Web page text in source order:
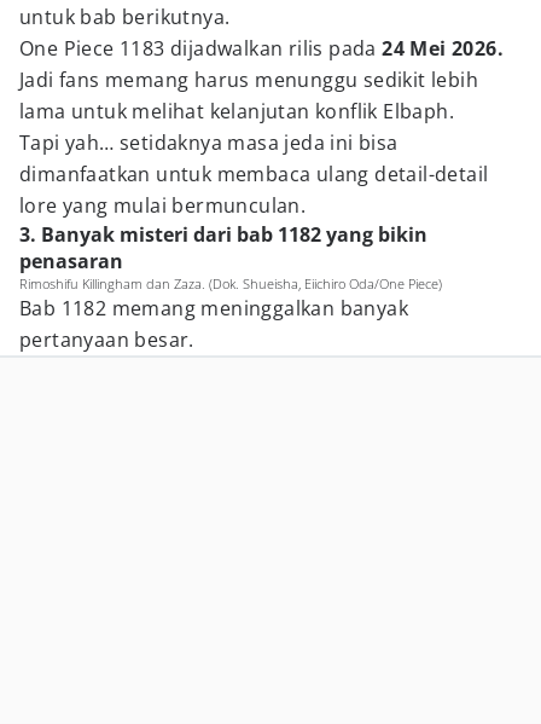
untuk bab berikutnya.
One Piece 1183 dijadwalkan rilis pada24 Mei 2026.
Jadi fans memang harus menunggu sedikit lebih
lama untuk melihat kelanjutan konflik Elbaph.
Tapi yah… setidaknya masa jeda ini bisa
dimanfaatkan untuk membaca ulang detail-detail
lore yang mulai bermunculan.
3. Banyak misteri dari bab 1182 yang bikin
penasaran
Rimoshifu Killingham dan Zaza. (Dok. Shueisha, Eiichiro Oda/One Piece)
Bab 1182 memang meninggalkan banyak
pertanyaan besar.